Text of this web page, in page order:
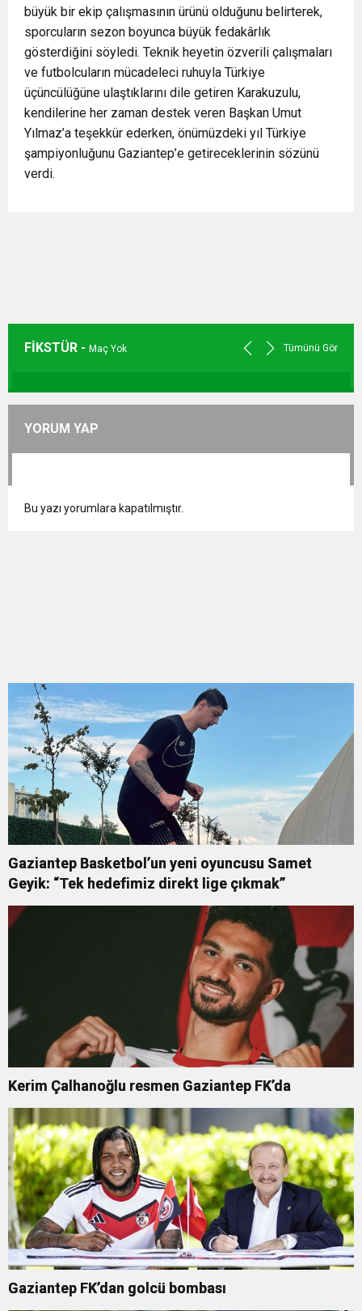
büyük bir ekip çalışmasının ürünü olduğunu belirterek,
sporcuların sezon boyunca büyük fedakârlık
gösterdiğini söyledi. Teknik heyetin özverili çalışmaları
ve futbolcuların mücadeleci ruhuyla Türkiye
üçüncülüğüne ulaştıklarını dile getiren Karakuzulu,
kendilerine her zaman destek veren Başkan Umut
Yılmaz’a teşekkür ederken, önümüzdeki yıl Türkiye
şampiyonluğunu Gaziantep’e getireceklerinin sözünü
verdi.
FİKSTÜR - Maç Yok Tümünü Gör
YORUM YAP
Bu yazı yorumlara kapatılmıştır.
Gaziantep Basketbol’un yeni oyuncusu Samet
Geyik: “Tek hedefimiz direkt lige çıkmak”
Kerim Çalhanoğlu resmen Gaziantep FK’da
Gaziantep FK’dan golcü bombası